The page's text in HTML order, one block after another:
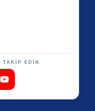
TAKİP EDİN